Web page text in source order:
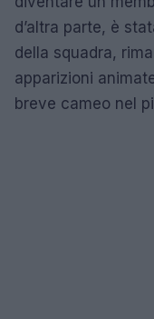
d’altra parte, è
della squadra,
apparizioni
breve cameo nel